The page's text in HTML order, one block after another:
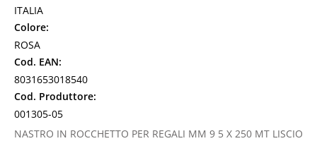
ITALIA
Colore:
ROSA
Cod. EAN:
8031653018540
Cod. Produttore:
001305-05
NASTRO IN ROCCHETTO PER REGALI MM 9 5 X 250 MT LISCIO